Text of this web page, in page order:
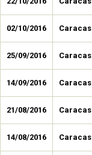
02/10/2016 Caracas
25/09/2016 Caracas
14/09/2016 Caracas
21/08/2016 Caracas
14/08/2016 Caracas